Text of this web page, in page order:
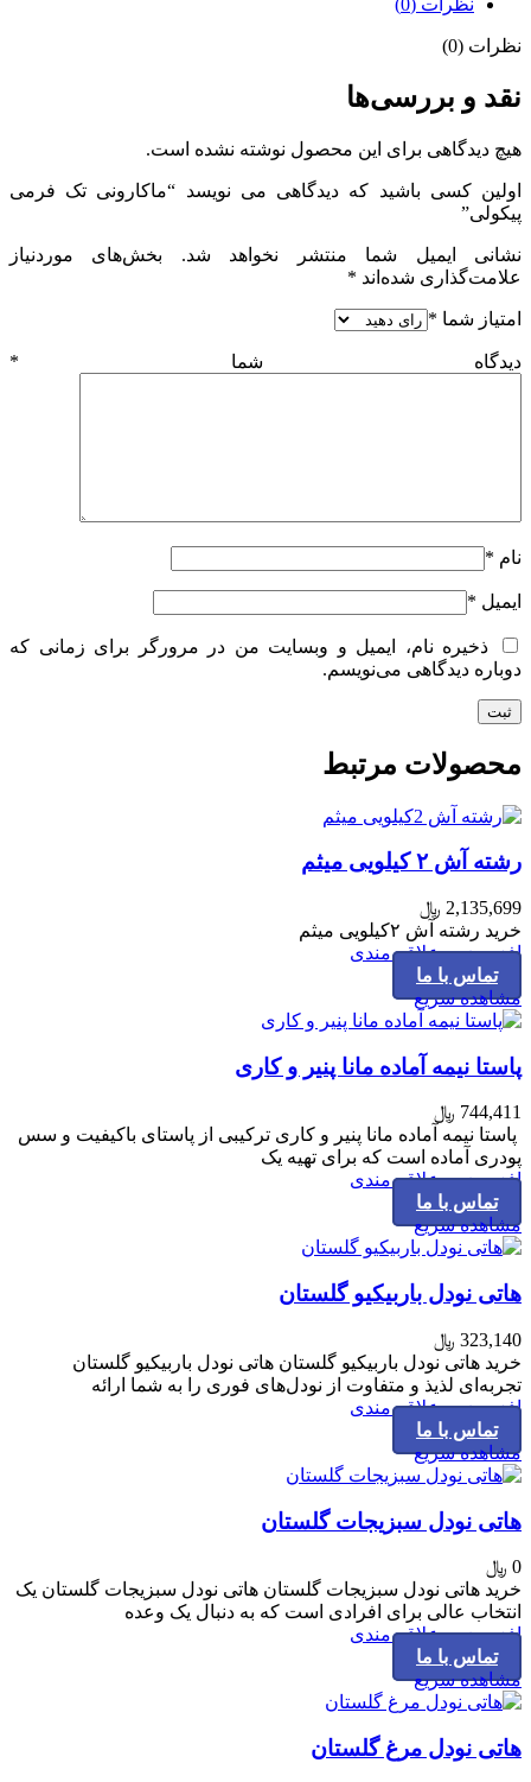
نظرات (0)
نقد و بررسی‌ها
هیچ دیدگاهی برای این محصول نوشته نشده است.
اولین کسی باشید که دیدگاهی می نویسد “ماکارونی تک فرمی
پیکولی”
نشانی ایمیل شما منتشر نخواهد شد.
بخش‌های موردنیاز
علامت‌گذاری شده‌اند *
امتیاز شما *
دیدگاه شما *
نام *
ایمیل *
ذخیره نام، ایمیل و وبسایت من در مرورگر برای زمانی که
دوباره دیدگاهی می‌نویسم.
محصولات مرتبط
رشته آش ۲ کیلویی میثم
2,135,699 ﷼
خرید رشته آش ۲کیلویی میثم
افزودن به علاقه مندی
تماس با ما
مشاهده سریع
پاستا نیمه آماده مانا پنیر و کاری
744,411 ﷼
پاستا نیمه آماده مانا پنیر و کاری ترکیبی از پاستای باکیفیت و سس
پودری آماده است که برای تهیه یک
افزودن به علاقه مندی
تماس با ما
مشاهده سریع
هاتی نودل باربیکیو گلستان
323,140 ﷼
خرید هاتی نودل باربیکیو گلستان هاتی نودل باربیکیو گلستان
تجربه‌ای لذیذ و متفاوت از نودل‌های فوری را به شما ارائه
افزودن به علاقه مندی
تماس با ما
مشاهده سریع
هاتی نودل سبزیجات گلستان
0 ﷼
خرید هاتی نودل سبزیجات گلستان هاتی نودل سبزیجات گلستان یک
انتخاب عالی برای افرادی است که به دنبال یک وعده
افزودن به علاقه مندی
تماس با ما
مشاهده سریع
هاتی نودل مرغ گلستان